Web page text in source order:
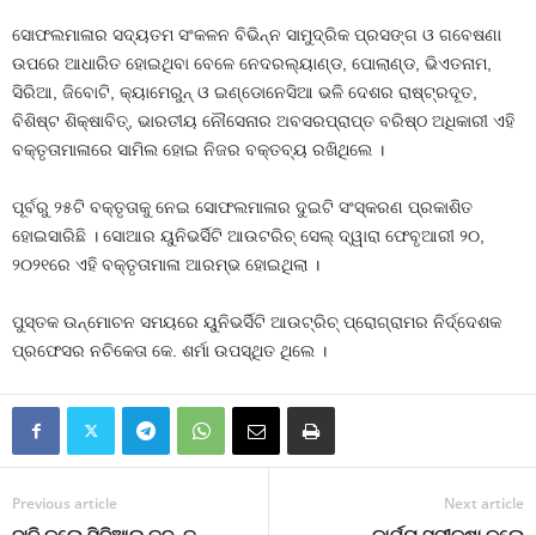
ସୋଫଲମାଳାର ସଦ୍ୟତମ ସଂକଳନ ବିଭିନ୍ନ ସାମୁଦ୍ରିକ ପ୍ରସଙ୍ଗ ଓ ଗବେଷଣା
ଉପରେ ଆଧାରିତ ହୋଇଥିବା ବେଳେ ନେଦରଲ୍ୟାଣ୍ଡ, ପୋଲାଣ୍ଡ, ଭିଏତନାମ,
ସିରିଆ, ଜିବୋଟି, କ୍ୟାମେରୁନ୍ ଓ ଇଣ୍ଡୋନେସିଆ ଭଳି ଦେଶର ରାଷ୍ଟ୍ରଦୂତ,
ବିଶିଷ୍ଟ ଶିକ୍ଷାବିତ୍‌, ଭାରତୀୟ ନୌସେନାର ଅବସରପ୍ରାପ୍ତ ବରିଷ୍ଠ ଅଧିକାରୀ ଏହି
ବକ୍ତୃତାମାଳାରେ ସାମିଲ ହୋଇ ନିଜର ବକ୍ତବ୍ୟ ରଖିଥିଲେ ।
ପୂର୍ବରୁ ୨୫ଟି ବକ୍ତୃତାକୁ ନେଇ ସୋଫଲମାଳାର ଦୁଇଟି ସଂସ୍କରଣ ପ୍ରକାଶିତ
ହୋଇସାରିଛି । ସୋଆର ୟୁନିଭର୍ସିଟି ଆଉଟରିଚ୍ ସେଲ୍ ଦ୍ୱାରା ଫେବୃଆରୀ ୨୦,
୨୦୨୧ରେ ଏହି ବକ୍ତୃତାମାଳା ଆରମ୍ଭ ହୋଇଥିଲା ।
ପୁସ୍ତକ ଉନ୍ମୋଚନ ସମୟରେ ୟୁନିଭର୍ସିଟି ଆଉଟ୍‌ରିଚ୍ ପ୍ରୋଗ୍ରାମର ନିର୍ଦ୍ଦେଶକ
ପ୍ରଫେସର ନଚିକେତା କେ. ଶର୍ମା ଉପସ୍ଥିତ ଥିଲେ ।
Previous article Next article